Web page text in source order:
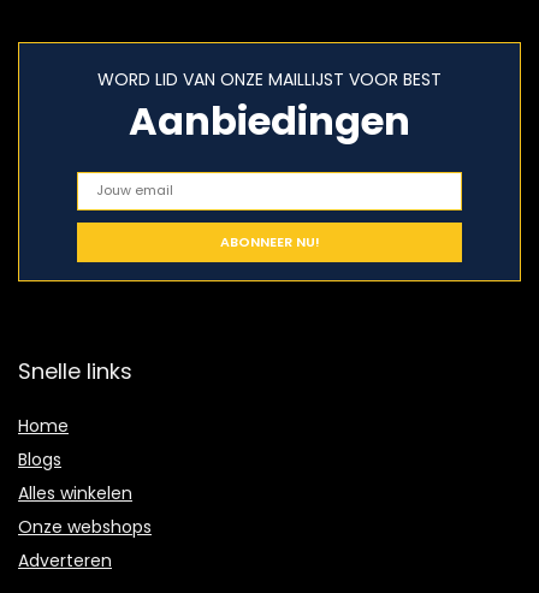
WORD LID VAN ONZE MAILLIJST VOOR BEST
Aanbiedingen
Snelle links
Home
Blogs
Alles winkelen
Onze webshops
Adverteren